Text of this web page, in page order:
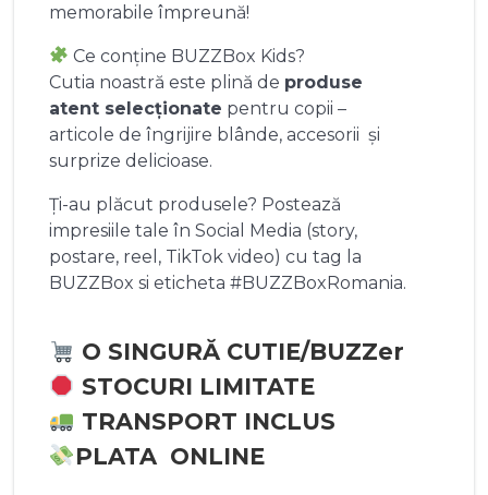
memorabile împreună!
Ce conține BUZZBox Kids?
Cutia noastră este plină de produse
atent selecționate pentru copii –
articole de îngrijire blânde, accesorii și
surprize delicioase.
Ți-au plăcut produsele? Postează
impresiile tale în Social Media (story,
postare, reel, TikTok video) cu tag la
BUZZBox si eticheta #BUZZBoxRomania.
O SINGURĂ CUTIE/BUZZer
STOCURI LIMITATE
TRANSPORT INCLUS
PLATA ONLINE